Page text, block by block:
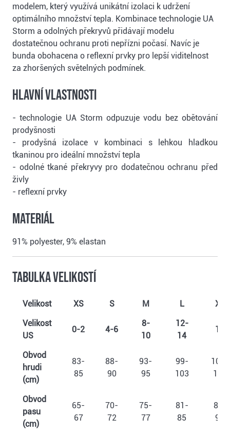
modelem, který využívá unikátní izolaci k udržení
optimálního množství tepla. Kombinace technologie UA
Storm a odolných překryvů přidávají modelu
dostatečnou ochranu proti nepřízni počasí. Navíc je
bunda obohacena o reflexní prvky pro lepší viditelnost
za zhoršených světelných podmínek.
Hlavní vlastnosti
- technologie UA Storm odpuzuje vodu bez obětování
prodyšnosti
- prodyšná izolace v kombinaci s lehkou hladkou
tkaninou pro ideální množství tepla
- odolné tkané překryvy pro dodatečnou ochranu před
živly
- reflexní prvky
Materiál
91% polyester, 9% elastan
Tabulka velikostí
Velikost XS S M L
XL
Velikost
US
0-2 4-6
8-
10
12-
14
16
Obvod
hrudi
(cm)
83-
85
88-
90
93-
95
99-
103
107-
110
Obvod
pasu
(cm)
65-
67
70-
72
75-
77
81-
85
89-
93